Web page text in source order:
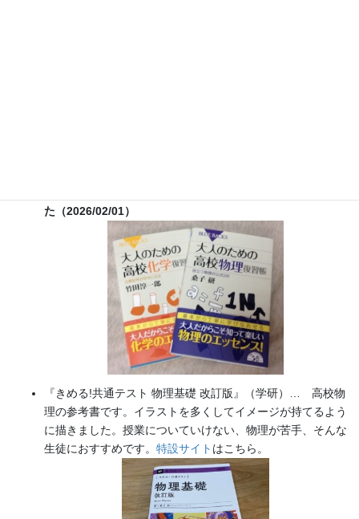
た（2026/02/01）
『きめる!共通テスト 物理基礎 改訂版』（学研）… 高校物
理の参考書です。イラストを多くしてイメージが持てるよう
に描きました。授業についていけない、物理が苦手、そんな
生徒におすすめです。 特設サイト はこちら。